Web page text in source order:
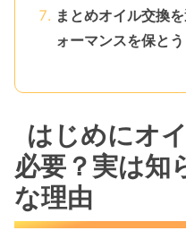
まとめオイル交換
ォーマンスを保とう
はじめにオ
必要？実は知
な理由